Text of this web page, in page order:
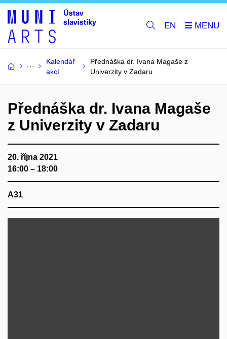
EN
Kalendář
akcí
Přednáška dr. Ivana Magaše z
Univerzity v Zadaru
Přednáška dr. Ivana Magaše
z Univerzity v Zadaru
20. října 2021
16:00 – 18:00
A31